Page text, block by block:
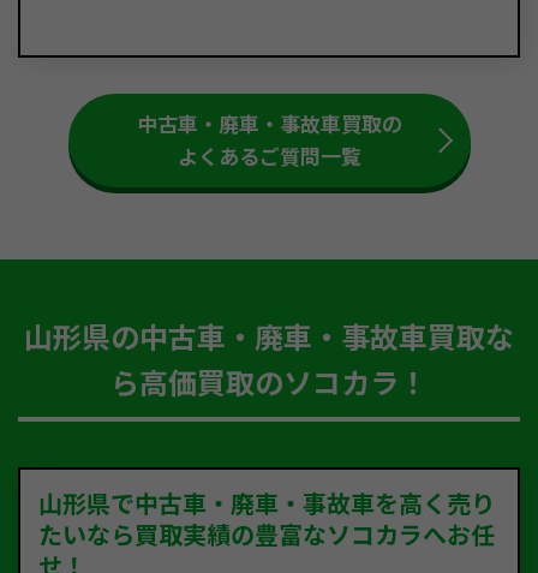
中古車・廃車・事故車買取の
よくあるご質問一覧
山形県の中古車・廃車・事故車買取な
ら高価買取のソコカラ！
山形県で中古車・廃車・事故車を高く売り
たいなら買取実績の豊富なソコカラへお任
せ！